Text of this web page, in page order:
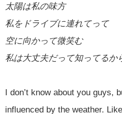
太陽は私の味方
私をドライブに連れてって
空に向かって微笑む
私は大丈夫だって知ってるか
I don’t know about you guys,
influenced by the weather.